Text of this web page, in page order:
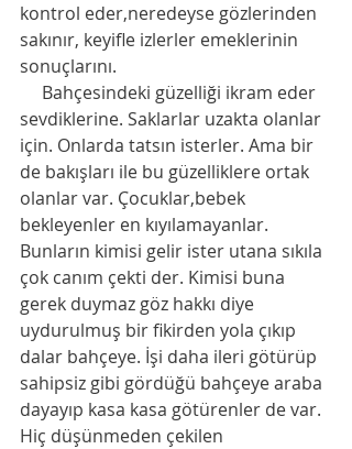
kontrol eder,neredeyse gözlerinden
sakınır, keyifle izlerler emeklerinin
sonuçlarını.
sevdiklerine. Saklarlar uzakta olanlar
için. Onlarda tatsın isterler. Ama bir
de bakışları ile bu güzelliklere ortak
olanlar var. Çocuklar,bebek
bekleyenler en kıyılamayanlar.
Bunların kimisi gelir ister utana sıkıla
çok canım çekti der. Kimisi buna
gerek duymaz göz hakkı diye
uydurulmuş bir fikirden yola çıkıp
dalar bahçeye. İşi daha ileri götürüp
sahipsiz gibi gördüğü bahçeye araba
dayayıp kasa kasa götürenler de var.
Hiç düşünmeden çekilen